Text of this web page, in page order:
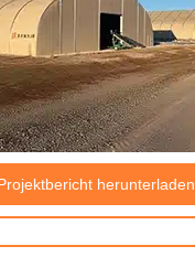
herunterladen